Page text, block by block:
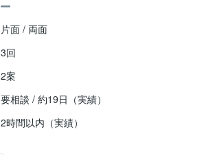
片面 / 両面
3回
2案
要相談 / 約19日（実績）
2時間以内（実績）